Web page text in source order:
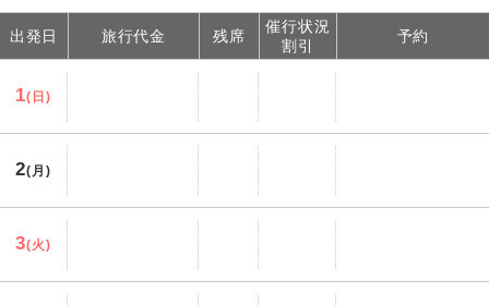
出発日 旅行代金 残席
催行状況
割引
予約
1(日)
2(月)
3(火)
長崎県 長崎空港 リクエスト受付 10,000円
熊本県
阿蘇くまもと空港
リクエスト受付
大分県 大分空港
宮崎県 宮崎空港 リクエスト受付
鹿児島県 鹿児島空港 リクエスト受付
沖縄県 那覇空港 リクエスト受付